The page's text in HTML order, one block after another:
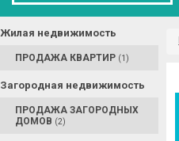
Жилая недвижимость
ПРОДАЖА КВАРТИР (1)
Загородная недвижимость
ПРОДАЖА ЗАГОРОДНЫХ
ДОМОВ (2)